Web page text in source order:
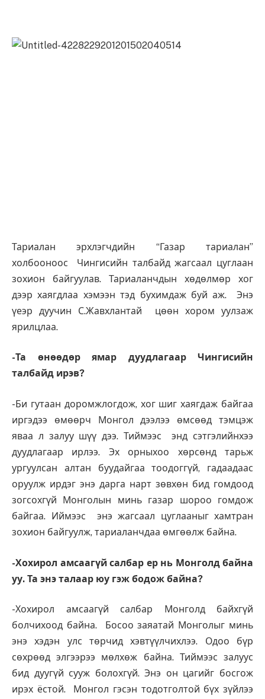
Тариалан эрхлэгчдийн “Газар тариалан”
холбооноос Чингисийн талбайд жагсаал цуглаан
зохион байгуулав. Тариаланчдын хөдөлмөр хог
дээр хаягдлаа хэмээн тэд бухимдаж буй аж. Энэ
үеэр дуучин С.Жавхлантай цөөн хором уулзаж
ярилцлаа.
-Та өнөөдөр ямар дуудлагаар Чингисийн
талбайд ирэв?
-Би гутаан доромжлогдож, хог шиг хаягдаж байгаа
иргэдээ өмөөрч Монгол дээлээ өмсөөд тэмцэж
яваа л залуу шүү дээ. Тиймээс энд сэтгэлийнхээ
дуудлагаар ирлээ. Эх орныхоо хөрсөнд тарьж
ургуулсан алтан буудайгаа тоодоггүй, гадаадаас
оруулж ирдэг энэ дарга нарт зөвхөн бид гомдоод
зогсохгүй Монголын минь газар шороо гомдож
байгаа. Иймээс энэ жагсаал цуглааныг хамтран
зохион байгуулж, тариаланчдаа өмгөөлж байна.
-Хохирол амсаагүй салбар ер нь Монголд байна
уу. Та энэ талаар юу гэж бодож байна?
-Хохирол амсаагүй салбар Монголд байхгүй
болчихоод байна. Босоо заяатай Монголыг минь
энэ хэдэн улс төрчид хэвтүүлчихлээ. Одоо бүр
сөхрөөд элгээрээ мөлхөж байна. Тиймээс залуус
бид дуугүй сууж болохгүй. Энэ он цагийг босгож
ирэх ёстой. Монгол гэсэн тодотголтой бүх зүйлээ